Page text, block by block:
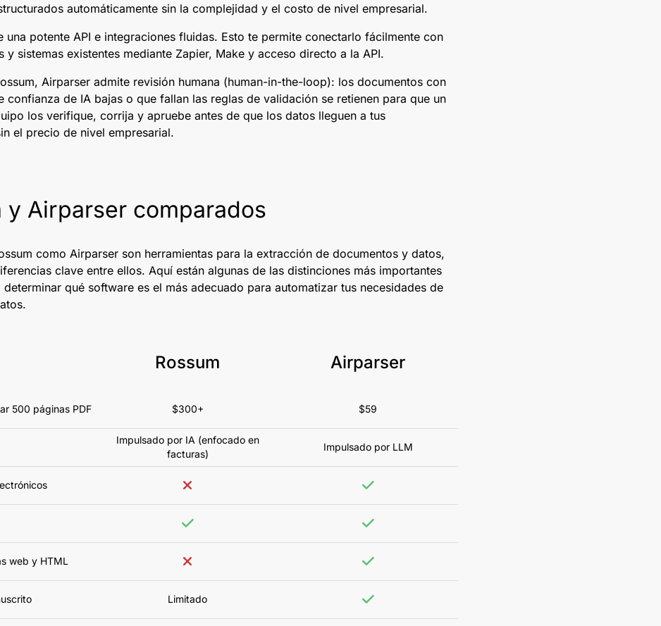
automáticamente sin la complejidad y el costo de nivel empresarial.
una potente API e integraciones fluidas. Esto te permite conectarlo fácilmente con
y sistemas existentes mediante Zapier, Make y acceso directo a la API.
Airparser admite revisión humana (human-in-the-loop): los documentos con
confianza de IA bajas o que fallan las reglas de validación se retienen para que un
los verifique, corrija y apruebe antes de que los datos lleguen a tus
el precio de nivel empresarial.
y Airparser comparados
como Airparser son herramientas para la extracción de documentos y datos,
clave entre ellos. Aquí están algunas de las distinciones más importantes
determinar qué software es el más adecuado para automatizar tus necesidades de
Rossum Airparser
500 páginas PDF $300+ $59
Impulsado por IA (enfocado en
facturas)
Impulsado por LLM
web y HTML
Limitado